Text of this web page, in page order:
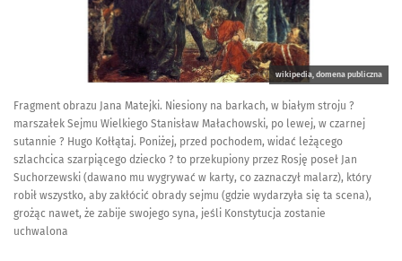
wikipedia, domena publiczna
Fragment obrazu Jana Matejki. Niesiony na barkach, w białym stroju ?
marszałek Sejmu Wielkiego Stanisław Małachowski, po lewej, w czarnej
sutannie ? Hugo Kołłątaj. Poniżej, przed pochodem, widać leżącego
szlachcica szarpiącego dziecko ? to przekupiony przez Rosję poseł Jan
Suchorzewski (dawano mu wygrywać w karty, co zaznaczył malarz), który
robił wszystko, aby zakłócić obrady sejmu (gdzie wydarzyła się ta scena),
grożąc nawet, że zabije swojego syna, jeśli Konstytucja zostanie
uchwalona